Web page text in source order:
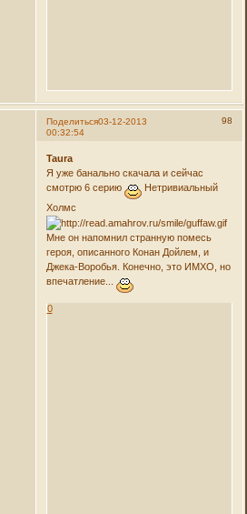
Поделиться 98
03-12-2013
00:32:54
Taura
Я уже банально скачала и сейчас
смотрю 6 серию
Нетривиальный
Холмс
Мне он напомнил странную помесь
героя, описанного Конан Дойлем, и
Джека-Воробья. Конечно, это ИМХО, но
впечатление...
0